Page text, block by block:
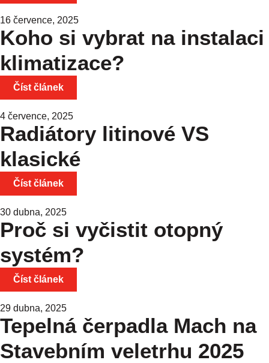
16 července, 2025
Koho si vybrat na instalaci
klimatizace?
Číst článek
4 července, 2025
Radiátory litinové VS
klasické
Číst článek
30 dubna, 2025
Proč si vyčistit otopný
systém?
Číst článek
29 dubna, 2025
Tepelná čerpadla Mach na
Stavebním veletrhu 2025